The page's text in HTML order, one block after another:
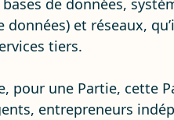
de données,
données) et réseaux,
tiers.
pour une Partie, cette
entrepreneurs